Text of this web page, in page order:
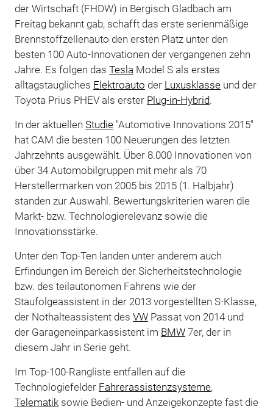
der Wirtschaft (FHDW) in Bergisch Gladbach am
Freitag bekannt gab, schafft das erste serienmäßige
Brennstoffzellenauto den ersten Platz unter den
besten 100 Auto-Innovationen der vergangenen zehn
Jahre. Es folgen das Tesla Model S als erstes
alltagstaugliches Elektroauto der Luxusklasseund der
Toyota Prius PHEV als erster Plug-in-Hybrid.
In der aktuellen Studie"Automotive Innovations 2015"
hat CAM die besten 100 Neuerungen des letzten
Jahrzehnts ausgewählt. Über 8.000 Innovationen von
über 34 Automobilgruppen mit mehr als 70
Herstellermarken von 2005 bis 2015 (1. Halbjahr)
standen zur Auswahl. Bewertungskriterien waren die
Markt- bzw. Technologierelevanz sowie die
Innovationsstärke.
Unter den Top-Ten landen unter anderem auch
Erfindungen im Bereich der Sicherheitstechnologie
bzw. des teilautonomen Fahrens wie der
Staufolgeassistent in der 2013 vorgestellten S-Klasse,
der Nothalteassistent des VWPassat von 2014 und
der Garageneinparkassistent im BMW7er, der in
diesem Jahr in Serie geht.
Im Top-100-Rangliste entfallen auf die
Technologiefelder Fahrerassistenzsysteme,
Telematiksowie Bedien- und Anzeigekonzepte fast die